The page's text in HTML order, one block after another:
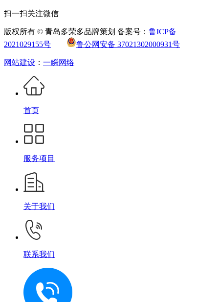
扫一扫关注微信
版权所有 © 青岛多荣多品牌策划 备案号： 鲁ICP备
2021029155号
鲁公网安备 37021302000931号
网站建设 ： 一瞬网络
首页
服务项目
关于我们
联系我们